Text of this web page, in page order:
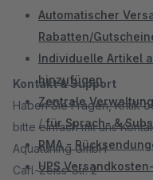
Automatischer
Rabatten/
Individuelle Artikel
hinzufügen
Zentrale
/für Sprach- &
RMA -
UPS
Kontakt & Support
Haben Sie Fragen, Kritik
bitte einfach mit uns
Aquatuning GmbH
Carl-Zeiss-Str. 2